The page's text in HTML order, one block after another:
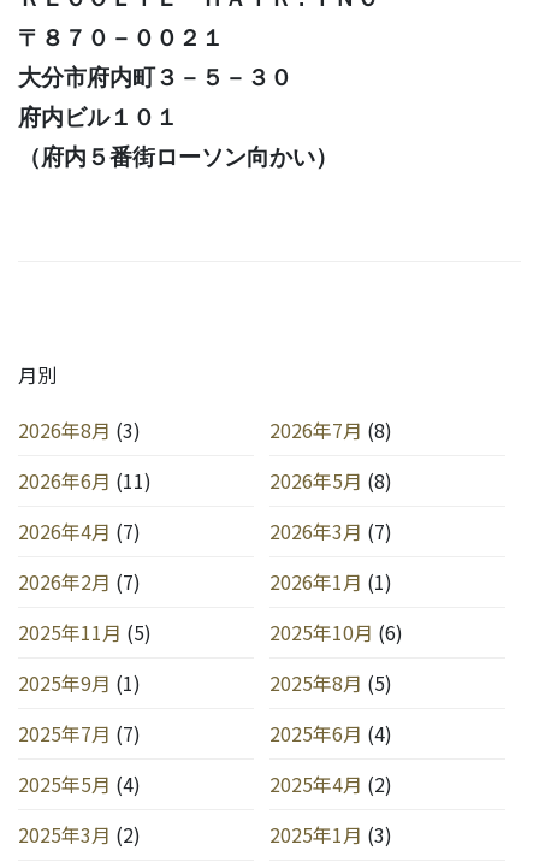
〒８７０－００２１
大分市府内町３－５－３０
府内ビル１０１
（府内５番街ローソン向かい）
月別
2026年8月 (3) 2026年7月 (8)
2026年6月 (11) 2026年5月 (8)
2026年4月 (7) 2026年3月 (7)
2026年2月 (7) 2026年1月 (1)
2025年11月 (5) 2025年10月 (6)
2025年9月 (1) 2025年8月 (5)
2025年7月 (7) 2025年6月 (4)
2025年5月 (4) 2025年4月 (2)
2025年3月 (2) 2025年1月 (3)